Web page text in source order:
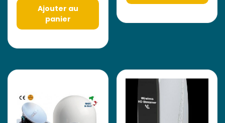
Ajouter au
panier